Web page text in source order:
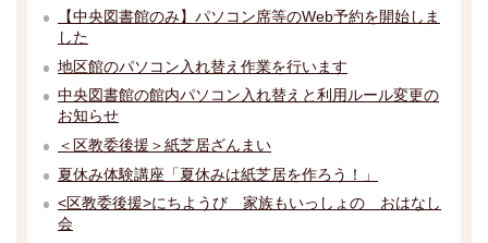
【中央図書館のみ】パソコン席等のWeb予約を開始しま
した
地区館のパソコン入れ替え作業を行います
中央図書館の館内パソコン入れ替えと利用ルール変更の
お知らせ
＜区教委後援＞紙芝居ざんまい
夏休み体験講座「夏休みは紙芝居を作ろう！」
<区教委後援>にちようび 家族もいっしょの おはなし
会